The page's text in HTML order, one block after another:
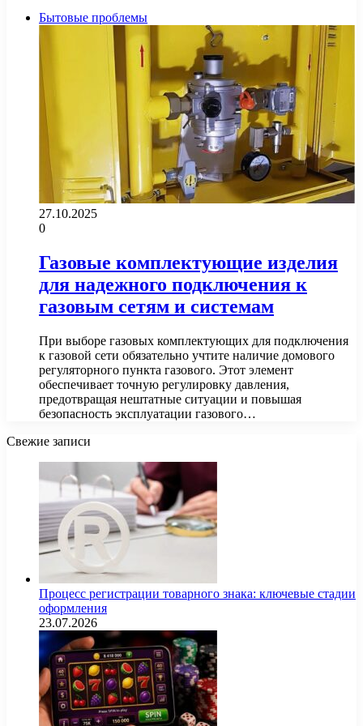
Бытовые проблемы
27.10.2025
0
Газовые комплектующие изделия
для надежного подключения к
газовым сетям и системам
При выборе газовых комплектующих для подключения
к газовой сети обязательно учтите наличие домового
регуляторного пункта газового. Этот элемент
обеспечивает точную регулировку давления,
предотвращая нештатные ситуации и повышая
безопасность эксплуатации газового…
Свежие записи
Процесс регистрации товарного знака: ключевые стадии
оформления
23.07.2026